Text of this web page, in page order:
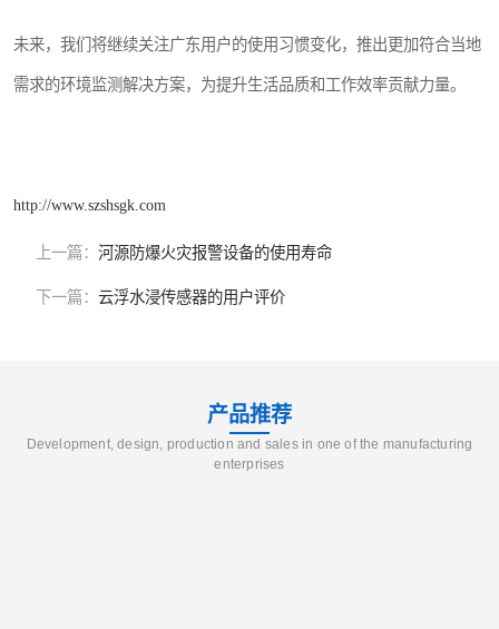
未来，我们将继续关注广东用户的使用习惯变化，推出更加符合当地
需求的环境监测解决方案，为提升生活品质和工作效率贡献力量。
http://www.szshsgk.com
上一篇： 河源防爆火灾报警设备的使用寿命
下一篇： 云浮水浸传感器的用户评价
产品推荐
Development, design, production and sales in one of the manufacturing
enterprises